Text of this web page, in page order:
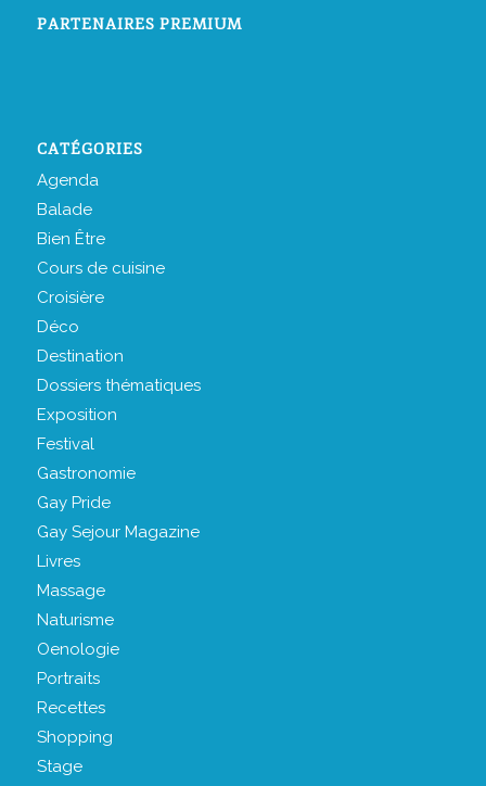
PARTENAIRES PREMIUM
CATÉGORIES
Agenda
Balade
Bien Être
Cours de cuisine
Croisière
Déco
Destination
Dossiers thématiques
Exposition
Festival
Gastronomie
Gay Pride
Gay Sejour Magazine
Livres
Massage
Naturisme
Oenologie
Portraits
Recettes
Shopping
Stage